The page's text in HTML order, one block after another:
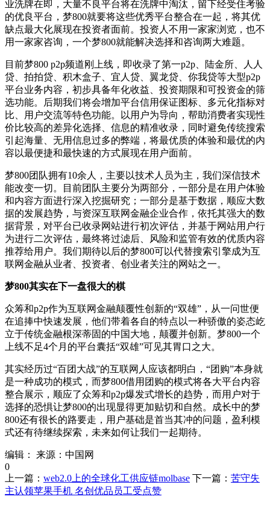
业洗牌在即，大量不良平台将在洗牌中淘汰，留下经受住考验
的优良平台，梦800就要将这些优秀平台整合在一起，将其优
缺点最大化展现在投资者面前。投资人不用一家家浏览，也不
用一家家咨询，一个梦800就能解决选择和咨询两大难题。
目前梦800 p2p频道刚上线，即收录了第一p2p、陆金所、人人
贷、拍拍贷、积木盒子、宜人贷、翼龙贷、你我贷等大型p2p
平台业务内容，初步具备年化收益、投资期限和可投资金的筛
选功能。后期我们将会增加平台信用保证图标、多元化指标对
比、用户交流等特色功能。以用户为导向，帮助消费者实现性
价比较高的差异化选择、信息的精准收录，同时避免传统搜索
引起海量、无用信息过多的弊端，将最优质的体验和最优的内
容以最便捷和最快速的方式展现在用户面前。
梦800团队拥有10余人，主要以技术人员为主，我们深信技术
能改变一切。目前团队主要分为两部分，一部分是在用户体验
和内容方面进行深入挖掘研究；一部分是基于数据，顺应大数
据的发展趋势，与资深互联网金融企业合作，依托其强大的数
据背景，对平台已收录网站进行初次评估，并基于网站用户行
为进行二次评估，最终将过滤后、风险和监管有效的优质内容
推荐给用户。我们期待以后的梦800可以代替搜索引擎成为互
联网金融从业者、投资者、创业者关注的网站之一。
梦800其实在下一盘很大的棋
众筹和p2p作为互联网金融颠覆性创新的“双雄”，从一问世便
在追捧中快速发展，他们带着各自的特点以一种骄傲的姿态屹
立于传统金融根深蒂固的中国大地，颠覆并创新。梦800一个
上线不足4个月的平台囊括“双雄”可见其胃口之大。
其实经历过“百团大战”的互联网人应该都明白，“团购”本身就
是一种成功的模式，而梦800借用团购的模式将各大平台内容
整合展示，顺应了众筹和p2p爆发式增长的趋势，而用户对于
选择的恐惧让梦800的出现显得更加贴切和自然。成长中的梦
800还有很长的路要走，用户基础是首当其冲的问题，盈利模
式还有待继续探索，未来如何让我们一起期待。
编辑： 来源：中国网
0
上一篇： web2.0上的全球化工供应链molbase 下一篇： 苦守失
主认领苹果手机 名创优品员工受点赞